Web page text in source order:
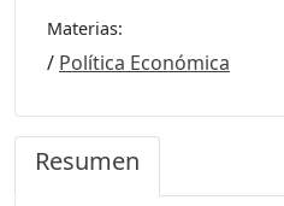
Materias:
/ Política Económica
Resumen